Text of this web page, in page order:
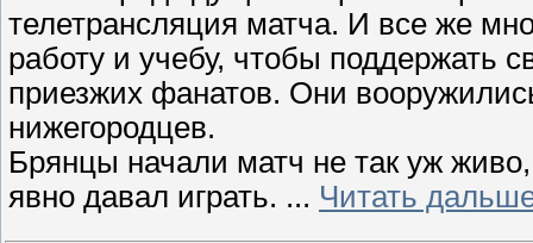
телетрансляция матча. И все же
работу и учебу, чтобы поддержать
приезжих фанатов. Они
нижегородцев.
Брянцы начали матч не так уж
явно давал играть. ... Читать